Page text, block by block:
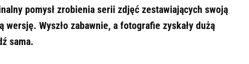
pomysł zrobienia serii zdjęć zestawiających swoją
wersję. Wyszło zabawnie, a fotografie zyskały dużą
sama.